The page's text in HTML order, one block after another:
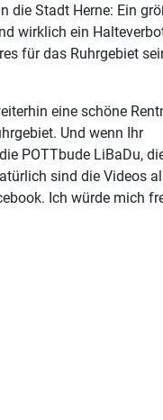
die Stadt Herne: Ein
wirklich ein
für das Ruhrgebiet
eine schöne
Und wenn Ihr
POTTbude LiBaDu,
sind die Videos
Ich würde mich